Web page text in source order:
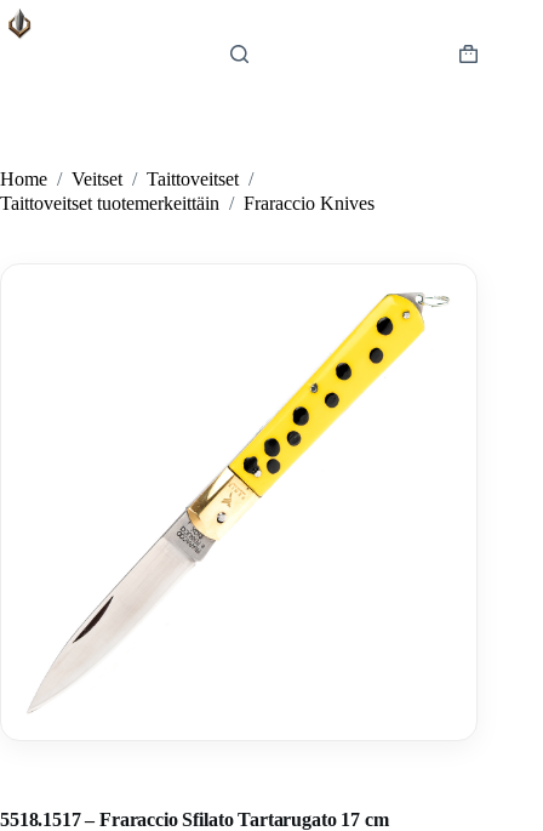
Skip
to
Shopping
Home / Veitset / Taittoveitset /
Taittoveitset tuotemerkeittäin / Fraraccio Knives
5518.1517 – Fraraccio Sfilato Tartarugato 17 cm